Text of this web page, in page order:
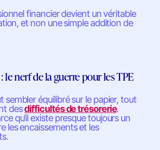
financier devient un véritable
et non une simple addition de
le nerf de la guerre pour les TPE
sembler équilibré sur le papier, tout
desdifficultés de trésorerie.
qu’il existe presque toujours un
les encaissements et les